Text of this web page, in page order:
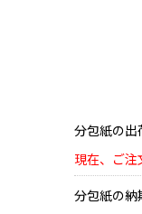
分包紙の出
現在、ご注
分包紙の納